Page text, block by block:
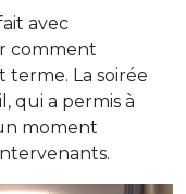
avec
comment
La soirée
qui a permis à
moment